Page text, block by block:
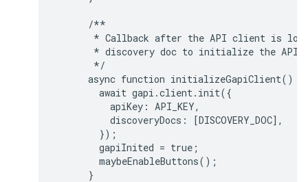
      /**
* Callback after the API client is
       * discovery doc to initialize the API.
       */
      async function initializeGapiClient() {
        await gapi.client.init({
          apiKey: API_KEY,
          discoveryDocs: [DISCOVERY_DOC],
        });
        gapiInited = true;
        maybeEnableButtons();
      }